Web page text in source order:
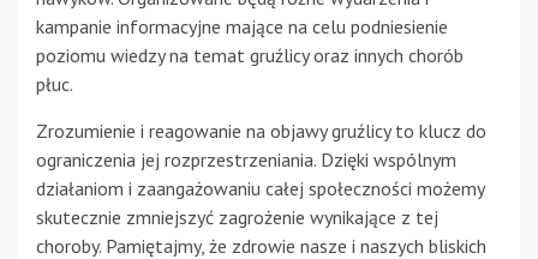
kampanie informacyjne mające na celu podniesienie
poziomu wiedzy na temat gruźlicy oraz innych chorób
płuc.
Zrozumienie i reagowanie na objawy gruźlicy to klucz do
ograniczenia jej rozprzestrzeniania. Dzięki wspólnym
działaniom i zaangażowaniu całej społeczności możemy
skutecznie zmniejszyć zagrożenie wynikające z tej
choroby. Pamiętajmy, że zdrowie nasze i naszych bliskich